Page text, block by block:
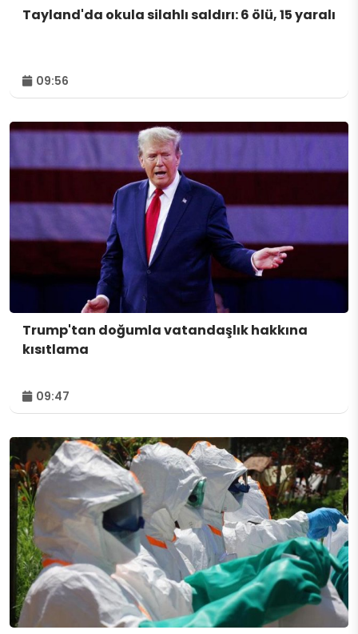
Tayland'da okula silahlı saldırı: 6 ölü, 15 yaralı
09:56
Trump'tan doğumla vatandaşlık hakkına
kısıtlama
09:47